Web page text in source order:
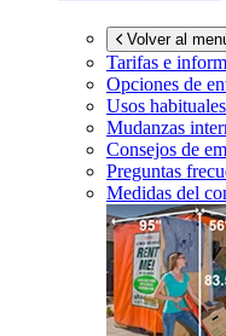
Volver al
Tarifas e
Opciones de
Usos habituales
Mudanzas
Consejos de
Preguntas
Medidas del